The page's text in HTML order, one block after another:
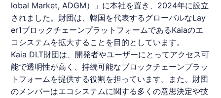
lobal Market, ADGM）」に本社を置き、2024年に設立
されました。財団は、韓国を代表するグローバルなLay
er1ブロックチェーンプラットフォームであるKaiaのエ
コシステムを拡大することを目的としています。
Kaia DLT財団は、開発者やユーザーにとってアクセス可
能で透明性が高く、持続可能なブロックチェーンプラッ
トフォームを提供する役割を担っています。また、財団
のメンバーはエコシステムに関する多くの意思決定や技